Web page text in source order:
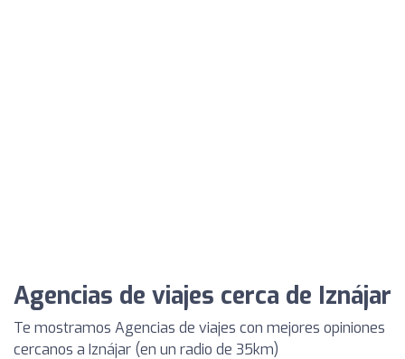
Agencias de viajes cerca de Iznájar
Te mostramos Agencias de viajes con mejores opiniones
cercanos a Iznájar (en un radio de 35km)